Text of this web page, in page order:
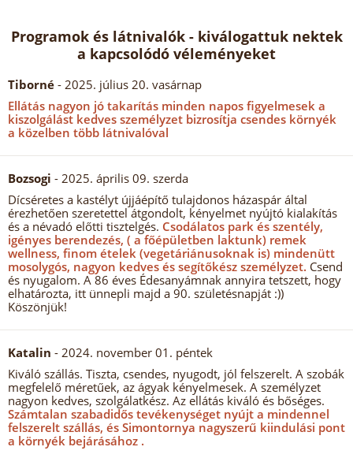
Programok és látnivalók - kiválogattuk nektek
a kapcsolódó véleményeket
Tiborné - 2025. július 20. vasárnap
Ellátás nagyon jó takarítás minden napos figyelmesek a
kiszolgálást kedves személyzet bizrosítja csendes környék
a közelben több látnivalóval
Bozsogi - 2025. április 09. szerda
Dícséretes a kastélyt újjáépítő tulajdonos házaspár által
érezhetően szeretettel átgondolt, kényelmet nyújtó kialakítás
és a névadó előtti tisztelgés. Csodálatos park és szentély,
igényes berendezés, ( a főépületben laktunk) remek
wellness, finom ételek (vegetáriánusoknak is) mindenütt
mosolygós, nagyon kedves és segítőkész személyzet. Csend
és nyugalom. A 86 éves Édesanyámnak annyira tetszett, hogy
elhatározta, itt ünnepli majd a 90. születésnapját :))
Köszönjük!
Katalin - 2024. november 01. péntek
Kiváló szállás. Tiszta, csendes, nyugodt, jól felszerelt. A szobák
megfelelő méretűek, az ágyak kényelmesek. A személyzet
nagyon kedves, szolgálatkész. Az ellátás kiváló és bőséges.
Számtalan szabadidős tevékenységet nyújt a mindennel
felszerelt szállás, és Simontornya nagyszerű kiindulási pont
a környék bejárásához .